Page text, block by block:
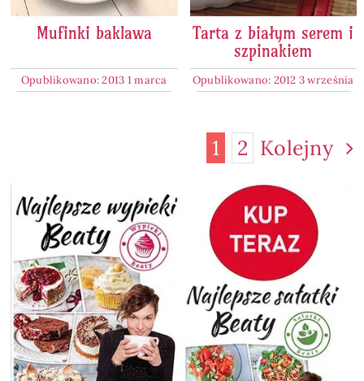
Mufinki baklawa
Opublikowano: 2013 1 marca
Tarta z białym serem i
szpinakiem
Opublikowano: 2012 3 września
1 2 Kolejny